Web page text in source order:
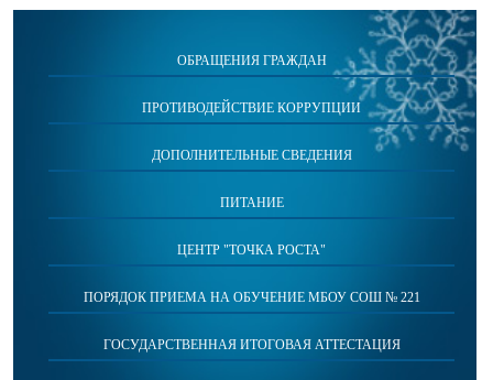
ОБРАЩЕНИЯ ГРАЖДАН
ПРОТИВОДЕЙСТВИЕ КОРРУПЦИИ
ДОПОЛНИТЕЛЬНЫЕ СВЕДЕНИЯ
ПИТАНИЕ
ЦЕНТР "ТОЧКА РОСТА"
ПОРЯДОК ПРИЕМА НА ОБУЧЕНИЕ МБОУ СОШ № 221
ГОСУДАРСТВЕННАЯ ИТОГОВАЯ АТТЕСТАЦИЯ